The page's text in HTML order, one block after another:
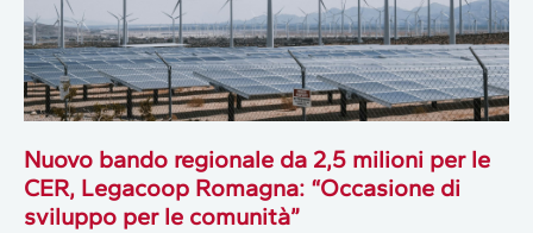
Nuovo bando regionale da 2,5 milioni per le
CER, Legacoop Romagna: “Occasione di
sviluppo per le comunità”